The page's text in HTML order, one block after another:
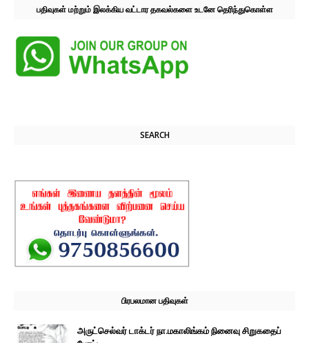
பதிவுகள் மற்றும் இலக்கிய வட்டார தகவல்களை உடனே தெரிந்துகொள்ள
SEARCH
பிரபலமான பதிவுகள்
அருட்செல்வர் டாக்டர் நா.மகாலிங்கம் நினைவு சிறுகதைப்